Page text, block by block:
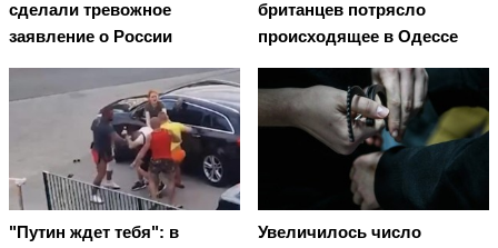
сделали тревожное
заявление о России
британцев потрясло
происходящее в Одессе
"Путин ждет тебя": в
Увеличилось число